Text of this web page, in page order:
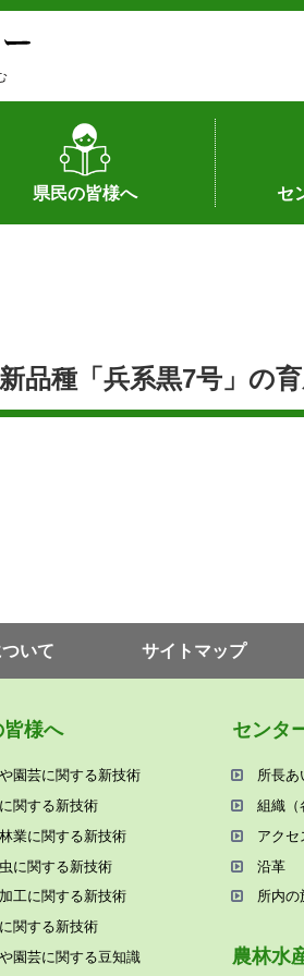
県民の皆様へ
や園芸に関する新技術
に関する新技術
林業に関する新技術
虫に関する新技術
加工に関する新技術
に関する新技術
や園芸に関する豆知識
虫に関する豆知識
に関する豆知識
に関する豆知識
テク・農業環境・機械関係
加工に関する豆知識
林業に関する豆知識
セ
所長あ
組織（
アクセ
沿革
所内の
品種「兵系黒7号」の
いて サイトマップ
皆様へ
園芸に関する新技術
関する新技術
業に関する新技術
に関する新技術
⼯に関する新技術
関する新技術
園芸に関する⾖知識
センタ
所⻑あ
組織（
アクセ
沿⾰
所内の
農林⽔